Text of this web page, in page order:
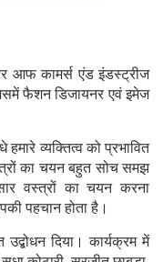
आफ कामर्स एंड इंडस्ट्रीज
फैशन डिजायनर एवं इमेज
व्यक्तित्व को प्रभावित
का चयन बहुत सोच समझ
वस्त्रों का चयन करना
पहचान होता है।
दिया। कार्यक्रम में